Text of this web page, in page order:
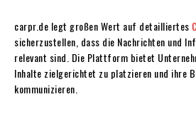
carpr.de legt großen Wert auf detailliertes
sicherzustellen, dass die Nachrichten und
relevant sind. Die Plattform bietet
Inhalte zielgerichtet zu platzieren und ihre
kommunizieren.